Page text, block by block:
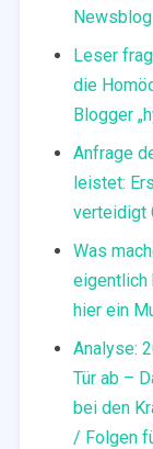
Newsblog
Leser
die
Blogger
Anfrage
leistet:
verteidigt
Was
eigentlich
hier ein
Analyse:
Tür ab –
bei den
/ Folgen